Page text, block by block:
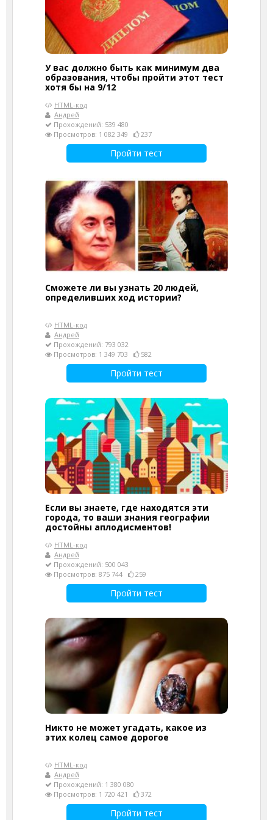
У вас должно быть как минимум два
образования, чтобы пройти этот тест
хотя бы на 9/12
HTML-код
Андрей
Прохождений: 539 480
Просмотров: 1 082 349
237
Пройти тест
Сможете ли вы узнать 20 людей,
определивших ход истории?
HTML-код
Андрей
Прохождений: 793 032
Просмотров: 1 349 703
582
Пройти тест
Если вы знаете, где находятся эти
города, то ваши знания географии
достойны аплодисментов!
HTML-код
Андрей
Прохождений: 500 043
Просмотров: 875 744
259
Пройти тест
Никто не может угадать, какое из
этих колец самое дорогое
HTML-код
Андрей
Прохождений: 1 380 080
Просмотров: 1 720 421
372
Пройти тест